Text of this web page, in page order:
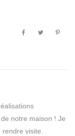
notre maison ! Je
visite.